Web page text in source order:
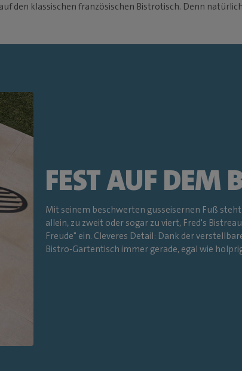
den klassischen französischen Bistrotisch. Denn
FEST AUF DEM
Mit seinem beschwerten gusseisernen Fuß
allein, zu zweit oder sogar zu viert, Fred's
Freude" ein. Cleveres Detail: Dank der
Bistro-Gartentisch immer gerade, egal wie